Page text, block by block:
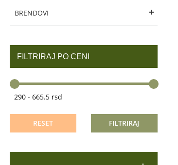
BRENDOVI
FILTRIRAJ PO CENI
RESET FILTRIRAJ